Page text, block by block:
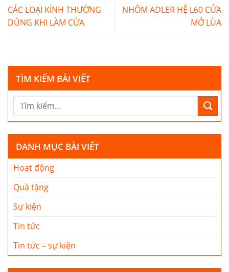
CÁC LOẠI KÍNH THƯỜNG
DÙNG KHI LÀM CỬA
NHÔM ADLER HỆ L60 CỬA
MỞ LÙA
TÌM KIẾM BÀI VIẾT
DANH MỤC BÀI VIẾT
Hoạt động
Quà tặng
Sự kiện
Tin tức
Tin tức – sự kiện